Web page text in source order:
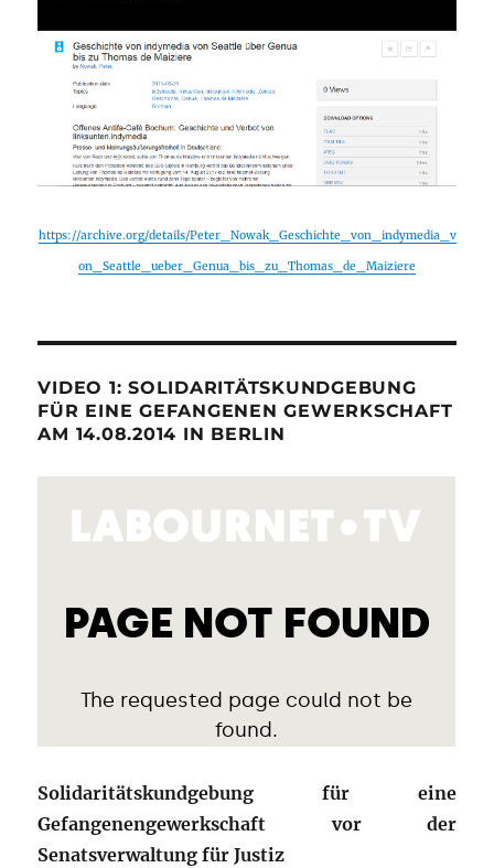
https://archive.org/details/Peter_Nowak_Geschichte_von_indymedia_v
on_Seattle_ueber_Genua_bis_zu_Thomas_de_Maiziere
VIDEO 1: SOLIDARITÄTSKUNDGEBUNG
FÜR EINE GEFANGENEN GEWERKSCHAFT
AM 14.08.2014 IN BERLIN
Solidaritätskundgebung für eine
Gefangenengewerkschaft vor der
Senatsverwaltung für Justiz